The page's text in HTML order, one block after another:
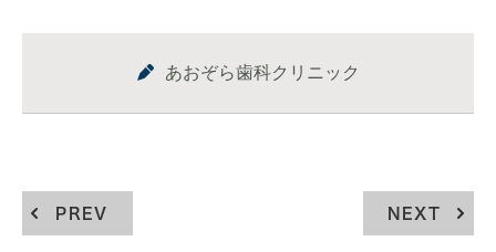
あおぞら歯科クリニック
PREV NEXT